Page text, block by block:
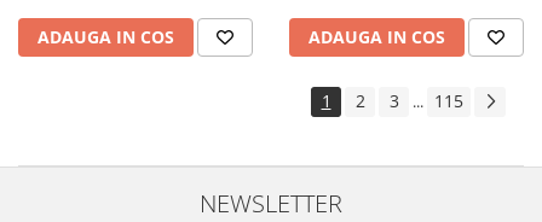
ADAUGA IN COS ADAUGA IN COS
1 2 3 ... 115
NEWSLETTER